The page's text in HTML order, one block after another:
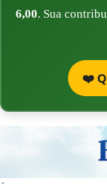
6,00. Sua
❤️
´